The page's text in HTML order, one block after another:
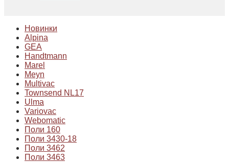
Новинки
Alpina
GEA
Handtmann
Marel
Meyn
Multivac
Townsend NL17
Ulma
Variovac
Webomatic
Поли 160
Поли 3430-18
Поли 3462
Поли 3463